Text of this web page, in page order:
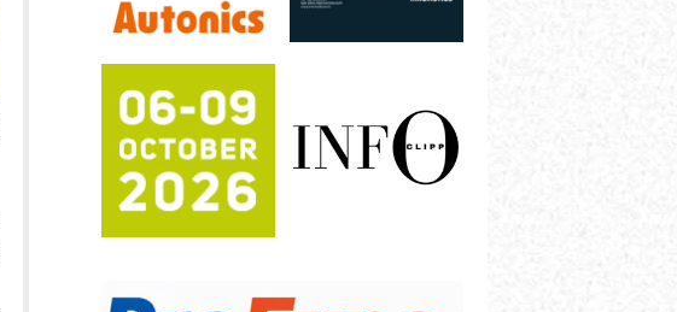
Proizvodnja iC7 Hybrid 1500 VDC
mrežnog pretvarača sa tečnim
Potpuna efikasnost bez složenih
sistema
Trajna oznaka kao dugoročna korist
Bezbednost na prvom mestu!
poverenja u industriji
– Pametna signalizacija za efikasnije